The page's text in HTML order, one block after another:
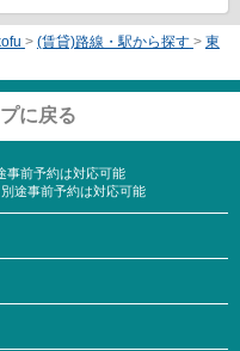
> (賃貸)路線・駅から探す > 東
に戻る
前予約は対応可能
途事前予約は対応可能